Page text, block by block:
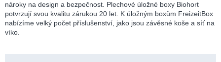
nároky na design a bezpečnost. Plechové úložné boxy Biohort
potvrzují svou kvalitu zárukou 20 let. K úložným boxům FreizeitBox
nabízíme velký počet příslušenství, jako jsou závěsné koše a síť na
víko.